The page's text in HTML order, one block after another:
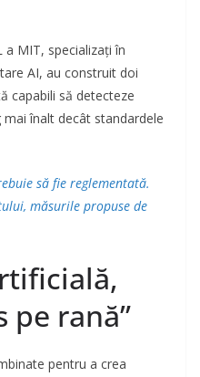
a MIT, specializați în
AI, au construit doi
capabili să detecteze
înalt decât standardele
să fie reglementată.
măsurile propuse de
pe rană”
pentru a crea